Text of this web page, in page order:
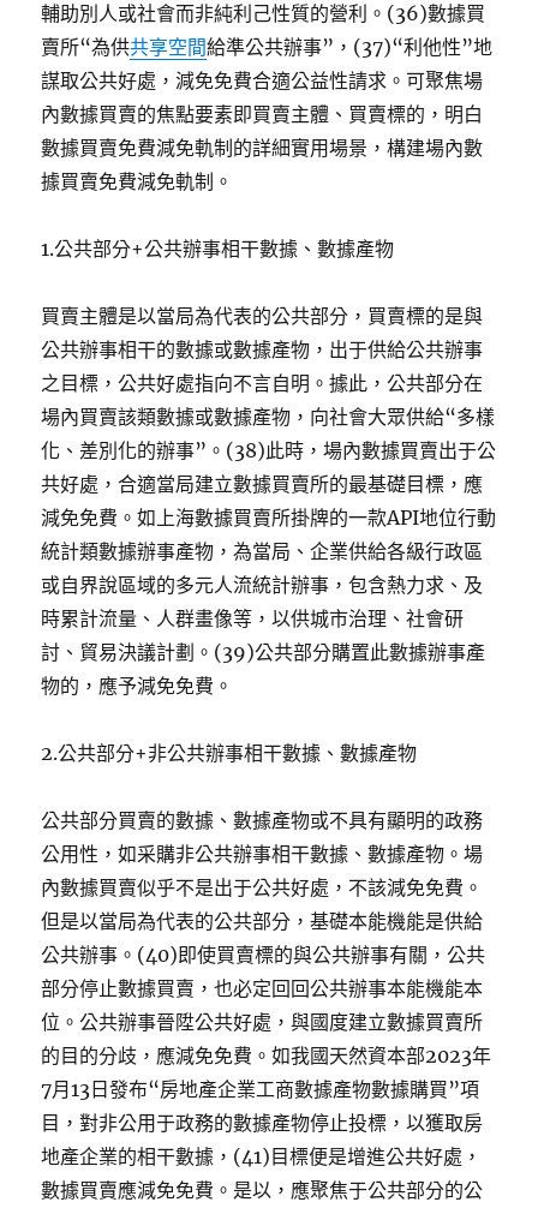
輔助別人或社會而非純利己性質的營利。(36)數據買
賣所“為供共享空間給準公共辦事”，(37)“利他性”地
謀取公共好處，減免免費合適公益性請求。可聚焦場
內數據買賣的焦點要素即買賣主體、買賣標的，明白
數據買賣免費減免軌制的詳細實用場景，構建場內數
據買賣免費減免軌制。
1.公共部分+公共辦事相干數據、數據產物
買賣主體是以當局為代表的公共部分，買賣標的是與
公共辦事相干的數據或數據產物，出于供給公共辦事
之目標，公共好處指向不言自明。據此，公共部分在
場內買賣該類數據或數據產物，向社會大眾供給“多樣
化、差別化的辦事”。(38)此時，場內數據買賣出于公
共好處，合適當局建立數據買賣所的最基礎目標，應
減免免費。如上海數據買賣所掛牌的一款API地位行動
統計類數據辦事產物，為當局、企業供給各級行政區
或自界說區域的多元人流統計辦事，包含熱力求、及
時累計流量、人群畫像等，以供城市治理、社會研
討、貿易決議計劃。(39)公共部分購置此數據辦事產
物的，應予減免免費。
2.公共部分+非公共辦事相干數據、數據產物
公共部分買賣的數據、數據產物或不具有顯明的政務
公用性，如采購非公共辦事相干數據、數據產物。場
內數據買賣似乎不是出于公共好處，不該減免免費。
但是以當局為代表的公共部分，基礎本能機能是供給
公共辦事。(40)即使買賣標的與公共辦事有關，公共
部分停止數據買賣，也必定回回公共辦事本能機能本
位。公共辦事晉陞公共好處，與國度建立數據買賣所
的目的分歧，應減免免費。如我國天然資本部2023年
7月13日發布“房地產企業工商數據產物數據購買”項
目，對非公用于政務的數據產物停止投標，以獲取房
地產企業的相干數據，(41)目標便是增進公共好處，
數據買賣應減免免費。是以，應聚焦于公共部分的公